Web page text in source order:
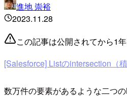
進地 崇裕
2023.11.28
この記事は公開されてから1
[Salesforce] Listのintersection（
数万件の要素があるような二つ